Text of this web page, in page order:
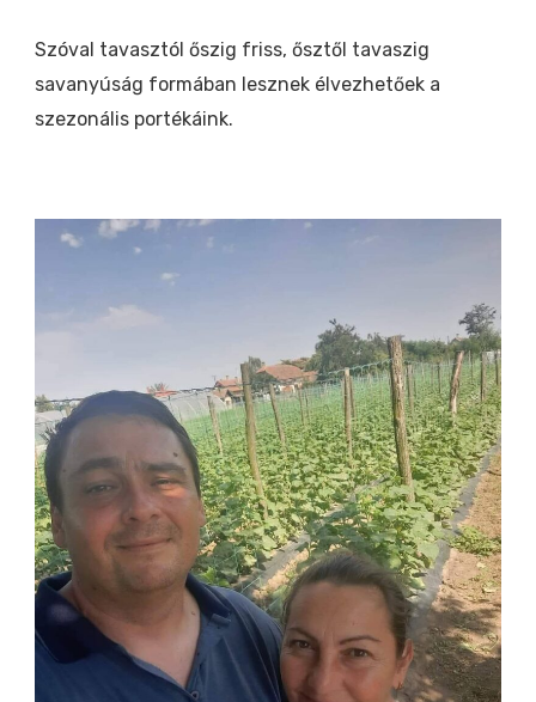
Szóval tavasztól őszig friss, ősztől tavaszig
savanyúság formában lesznek élvezhetőek a
szezonális portékáink.